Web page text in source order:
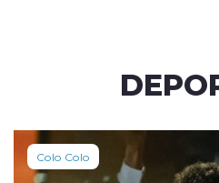
Colo Colo